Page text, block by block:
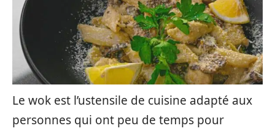
Le wok est l’ustensile de cuisine adapté aux
personnes qui ont peu de temps pour